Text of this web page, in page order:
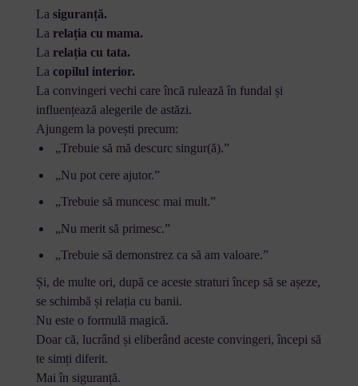
La siguranță.
La relația cu mama.
La relația cu tata.
La copilul interior.
La convingeri vechi care încă rulează în fundal și
influențează alegerile de astăzi.
Ajungem la povești precum:
„Trebuie să mă descurc singur(ă).”
„Nu pot cere ajutor.”
„Trebuie să muncesc mai mult.”
„Nu merit să primesc.”
„Trebuie să demonstrez ca să am valoare.”
Și, de multe ori, după ce aceste straturi încep să se așeze,
se schimbă și relația cu banii.
Nu este o formulă magică.
Doar că, lucrând și eliberând aceste convingeri, începi să
te simți diferit.
Mai în siguranță.